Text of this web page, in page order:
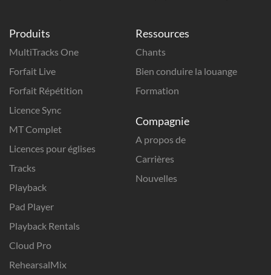
Produits
MultiTracks One
Forfait Live
Forfait Répétition
Licence Sync
MT Complet
Licences pour églises
Tracks
Playback
Pad Player
Playback Rentals
Cloud Pro
RehearsalMix
Ressources
Chants
Bien conduire la louange
Formation
Compagnie
A propos de
Carrières
Nouvelles